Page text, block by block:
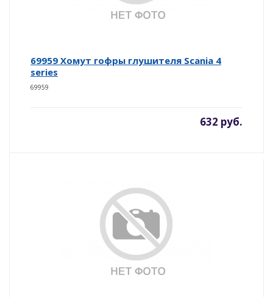
69959 Хомут гофры глушителя Scania 4
series
69959
632 руб.